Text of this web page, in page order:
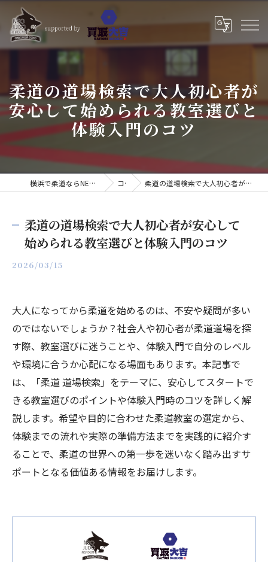
柔道の道場検索で大人初心者が
安心して始められる教室選びと
体験入門のコツ
横浜で柔道ならNEO JUDO ACADEMY 小見川道場 コラム 柔道の道場検索で大人初心者が安心して始められる教室選びと体験入門のコツ
柔道の道場検索で大人初心者が安心して
始められる教室選びと体験入門のコツ
2026/03/15
大人になってから柔道を始めるのは、不安や疑問が多い
のではないでしょうか？社会人や初心者が柔道道場を探
す際、教室選びに迷うことや、体験入門で自分のレベル
や環境に合うか心配になる場面もあります。本記事で
は、「柔道 道場検索」をテーマに、安心してスタートで
きる教室選びのポイントや体験入門時のコツを詳しく解
説します。希望や目的に合わせた柔道教室の選定から、
体験までの流れや実際の準備方法までを実践的に紹介す
ることで、柔道の世界への第一歩を迷いなく踏み出すサ
ポートとなる価値ある情報をお届けします。